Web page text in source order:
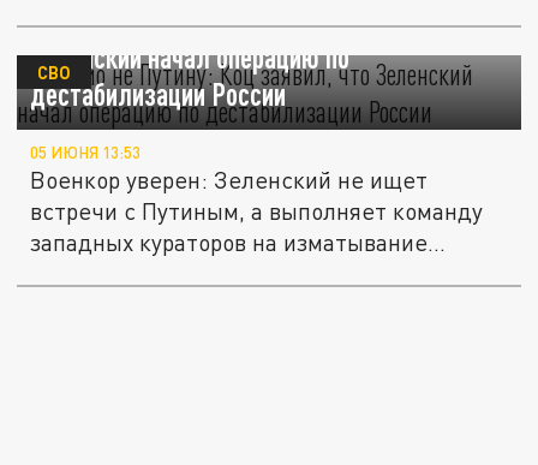
"Письмо не Путину": Коц заявил, что
Зеленский начал операцию по
дестабилизации России
СВО
05 ИЮНЯ 13:53
Военкор уверен: Зеленский не ищет
встречи с Путиным, а выполняет команду
западных кураторов на изматывание...